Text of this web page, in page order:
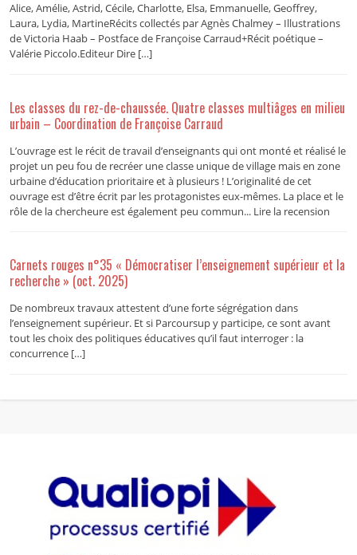
Alice, Amélie, Astrid, Cécile, Charlotte, Elsa, Emmanuelle, Geoffrey,
Laura, Lydia, MartineRécits collectés par Agnès Chalmey – Illustrations
de Victoria Haab – Postface de Françoise Carraud+Récit poétique –
Valérie Piccolo.Editeur Dire […]
Les classes du rez-de-chaussée. Quatre classes multiâges en milieu
urbain – Coordination de Françoise Carraud
L’ouvrage est le récit de travail d’enseignants qui ont monté et réalisé le
projet un peu fou de recréer une classe unique de village mais en zone
urbaine d’éducation prioritaire et à plusieurs ! L’originalité de cet
ouvrage est d’être écrit par les protagonistes eux-mêmes. La place et le
rôle de la chercheure est également peu commun... Lire la recension
Carnets rouges n°35 « Démocratiser l’enseignement supérieur et la
recherche » (oct. 2025)
De nombreux travaux attestent d’une forte ségrégation dans
l’enseignement supérieur. Et si Parcoursup y participe, ce sont avant
tout les choix des politiques éducatives qu’il faut interroger : la
concurrence […]